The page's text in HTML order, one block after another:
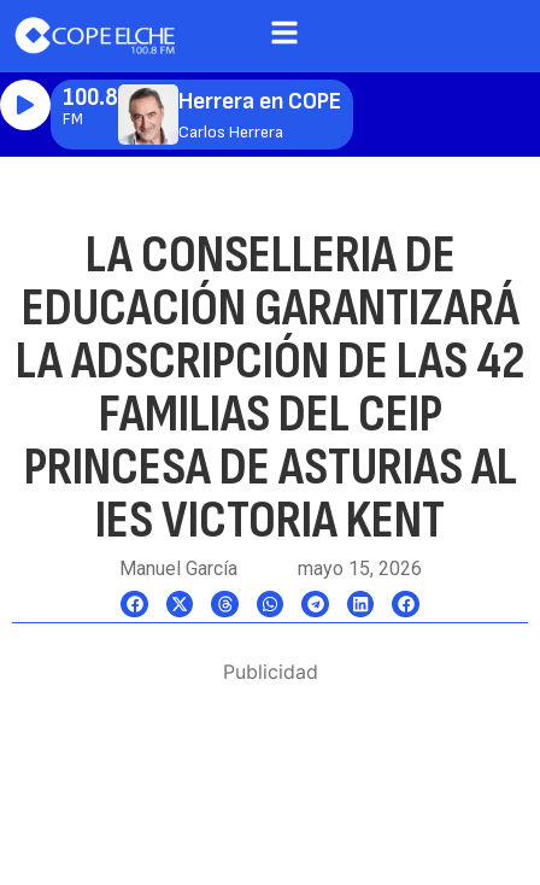
100.8
FM
Herrera en COPE
Carlos Herrera
LA CONSELLERIA DE
EDUCACIÓN GARANTIZARÁ
LA ADSCRIPCIÓN DE LAS 42
FAMILIAS DEL CEIP
PRINCESA DE ASTURIAS AL
IES VICTORIA KENT
Manuel García mayo 15, 2026
Publicidad